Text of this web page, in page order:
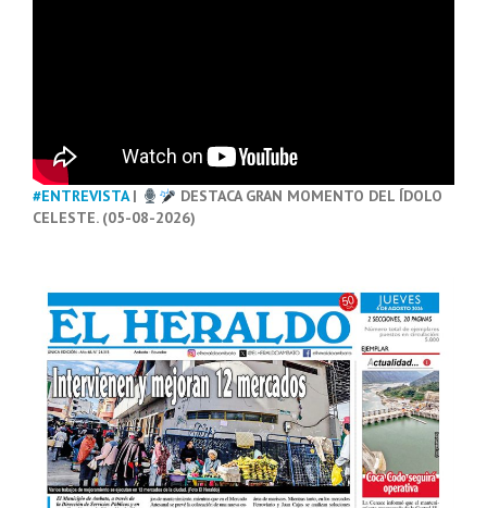
#ENTREVISTA|
DESTACA GRAN MOMENTO DEL ÍDOLO
CELESTE. (05-08-2026)